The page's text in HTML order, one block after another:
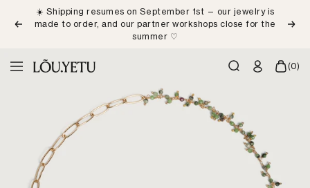
contentPrevious
☀️ Shipping resumes on September 1st — our jewelry is
made to order, and our partner workshops close for the
summer ♡
Next
NavigationLÕU.YETU
(0)